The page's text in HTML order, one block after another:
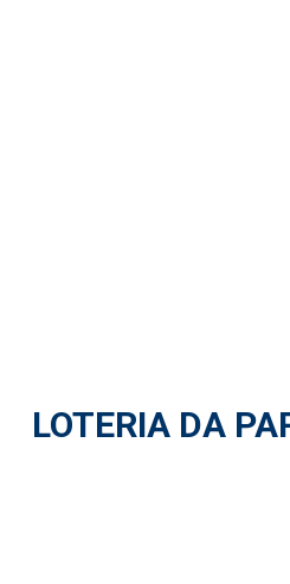
LOTERIA DA